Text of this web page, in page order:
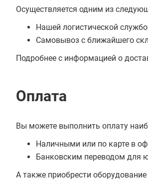
Осуществляется одним из
Нашей логистической
Самовывоз с ближайшего
Подробнее с информацией о
Оплата
Вы можете выполнить оплату
Наличными или по карте в
Банковским переводом для
А также приобрести